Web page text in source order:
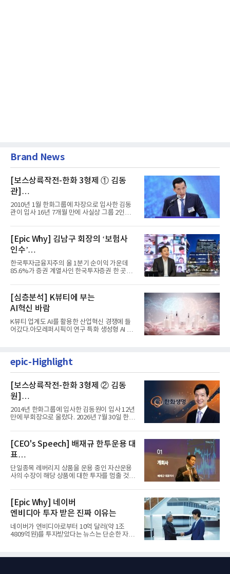
Brand News
[보스상륙작전-한화 3형제 ① 김동
관]
입사 16년 만에 수석부회장 … 경영승
계 ‘초읽기’
2010년 1월 한화그룹에 차장으로 입사한 김동
관이 입사 16년 7개월 만에 사실상 그룹 2인자
[Epic Why] 김남구 회장의 ‘보험사
인수’
발걸음이 신중해진 배경은?
한국투자금융지주의 올 1분기 순이익 가운데
85.6%가 증권 계열사인 한국투자증권 한 곳에
[심층분석] K뷰티에 부는
AI혁신 바람
K뷰티 업계도 AI를 활용한 산업혁신 경쟁에 들
어갔다.아모레퍼시픽이 연구 특화 생성형 AI 플
epic-Highlight
[보스상륙작전-한화 3형제 ② 김동
원]
입사 12년 만에 금융계열 수장 등극
2014년 한화그룹에 입사한 김동원이 입사 12년
만에 부회장으로 올랐다. 2026년 7월 30일 한화
[CEO's Speech] 배재규 한투운용 대
표
“개별종목 레버리지 투자 지금이라도
멈춰라”
단일종목 레버리지 상품을 운용 중인 자산운용
사의 수장이 해당 상품에 대한 투자를 멈출 것을
[Epic Why] 네이버
엔비디아 투자 받은 진짜 이유는
네이버가 엔비디아로부터 10억 달러(약 1조
4809억원)를 투자받았다는 뉴스는 단순한 자금